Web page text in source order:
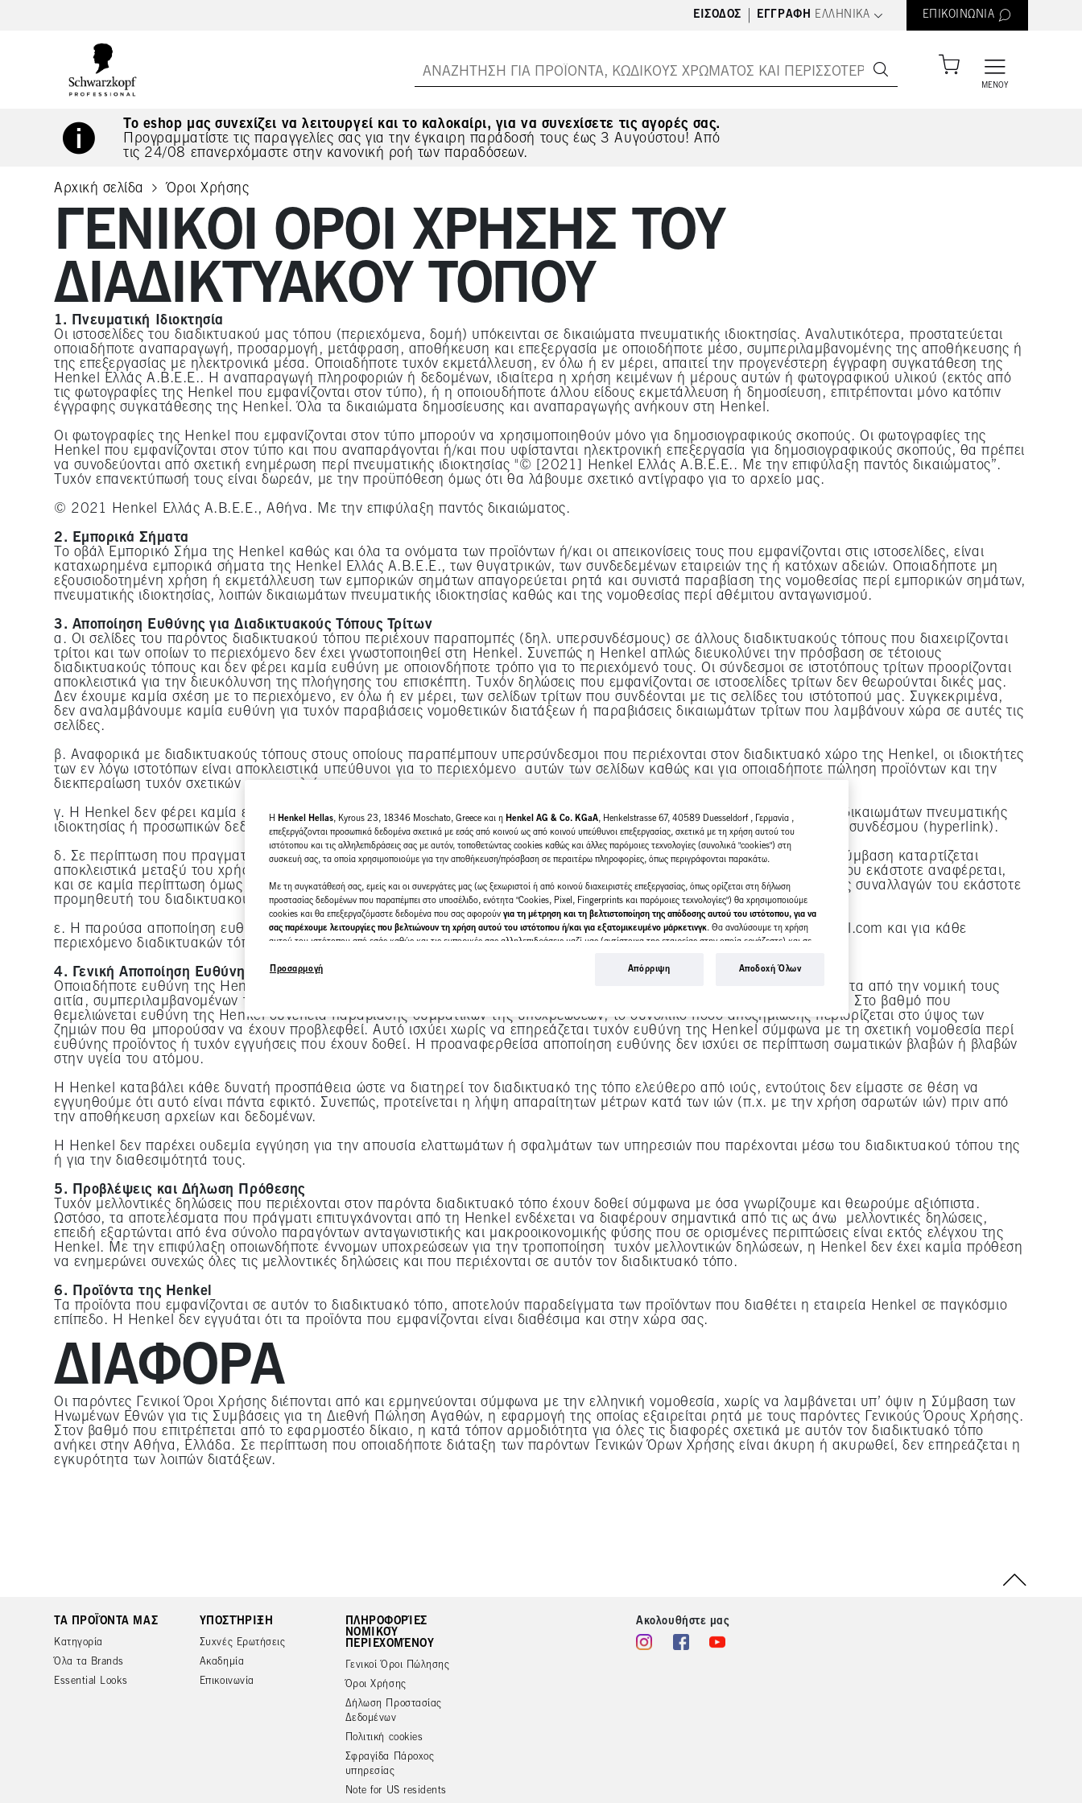
ΕΊΣΟΔΟΣ ΕΓΓΡΑΦΉ
text.language
ΕΛΛΗΝΙΚΆ ΕΠΙΚΟΙΝΩΝΊΑ
ΜΕΝΟΎ
Το eshop μας συνεχίζει να λειτουργεί και το καλοκαίρι, για να συνεχίσετε τις αγορές σας.
Προγραμματίστε τις παραγγελίες σας για την έγκαιρη παράδοσή τους έως 3 Αυγούστου! Από
τις 24/08 επανερχόμαστε στην κανονική ροή των παραδόσεων.
Αρχική σελίδα Όροι Χρήσης
current page
ΓΕΝΙΚΟΊ ΌΡΟΙ ΧΡΉΣΗΣ ΤΟΥ
ΔΙΑΔΙΚΤΥΑΚΟΎ ΤΌΠΟΥ
1. Πνευματική Ιδιοκτησία
Οι ιστοσελίδες του διαδικτυακού μας τόπου (περιεχόμενα, δομή) υπόκεινται σε δικαιώματα πνευματικής ιδιοκτησίας. Αναλυτικότερα, προστατεύεται
οποιαδήποτε αναπαραγωγή, προσαρμογή, μετάφραση, αποθήκευση και επεξεργασία με οποιοδήποτε μέσο, συμπεριλαμβανομένης της αποθήκευσης ή
της επεξεργασίας με ηλεκτρονικά μέσα. Οποιαδήποτε τυχόν εκμετάλλευση, εν όλω ή εν μέρει, απαιτεί την προγενέστερη έγγραφη συγκατάθεση της
Henkel Ελλάς Α.Β.Ε.Ε.. Η αναπαραγωγή πληροφοριών ή δεδομένων, ιδιαίτερα η χρήση κειμένων ή μέρους αυτών ή φωτογραφικού υλικού (εκτός από
τις φωτογραφίες της Henkel που εμφανίζονται στον τύπο), ή η οποιουδήποτε άλλου είδους εκμετάλλευση ή δημοσίευση, επιτρέπονται μόνο κατόπιν
έγγραφης συγκατάθεσης της Henkel. Όλα τα δικαιώματα δημοσίευσης και αναπαραγωγής ανήκουν στη Henkel.
Οι φωτογραφίες της Henkel που εμφανίζονται στον τύπο μπορούν να χρησιμοποιηθούν μόνο για δημοσιογραφικούς σκοπούς. Οι φωτογραφίες της
Henkel που εμφανίζονται στον τύπο και που αναπαράγονται ή/και που υφίστανται ηλεκτρονική επεξεργασία για δημοσιογραφικούς σκοπούς, θα πρέπει
να συνοδεύονται από σχετική ενημέρωση περί πνευματικής ιδιοκτησίας "© [2021] Henkel Ελλάς Α.Β.Ε.Ε.. Με την επιφύλαξη παντός δικαιώματος”.
Τυχόν επανεκτύπωσή τους είναι δωρεάν, με την προϋπόθεση όμως ότι θα λάβουμε σχετικό αντίγραφο για το αρχείο μας.
© 2021 Henkel Ελλάς Α.Β.Ε.Ε., Αθήνα. Με την επιφύλαξη παντός δικαιώματος.
2. Εμπορικά Σήματα
Το οβάλ Εμπορικό Σήμα της Henkel καθώς και όλα τα ονόματα των προϊόντων ή/και οι απεικονίσεις τους που εμφανίζονται στις ιστοσελίδες, είναι
καταχωρημένα εμπορικά σήματα της Henkel Ελλάς Α.Β.Ε.Ε., των θυγατρικών, των συνδεδεμένων εταιρειών της ή κατόχων αδειών. Οποιαδήποτε μη
εξουσιοδοτημένη χρήση ή εκμετάλλευση των εμπορικών σημάτων απαγορεύεται ρητά και συνιστά παραβίαση της νομοθεσίας περί εμπορικών σημάτων,
πνευματικής ιδιοκτησίας, λοιπών δικαιωμάτων πνευματικής ιδιοκτησίας καθώς και της νομοθεσίας περί αθέμιτου ανταγωνισμού.
3. Αποποίηση Ευθύνης για Διαδικτυακούς Τόπους Τρίτων
α. Οι σελίδες του παρόντος διαδικτυακού τόπου περιέχουν παραπομπές (δηλ. υπερσυνδέσμους) σε άλλους διαδικτυακούς τόπους που διαχειρίζονται
τρίτοι και των οποίων το περιεχόμενο δεν έχει γνωστοποιηθεί στη Henkel. Συνεπώς η Henkel απλώς διευκολύνει την πρόσβαση σε τέτοιους
διαδικτυακούς τόπους και δεν φέρει καμία ευθύνη με οποιονδήποτε τρόπο για το περιεχόμενό τους. Οι σύνδεσμοι σε ιστοτόπους τρίτων προορίζονται
αποκλειστικά για την διευκόλυνση της πλοήγησης του επισκέπτη. Τυχόν δηλώσεις που εμφανίζονται σε ιστοσελίδες τρίτων δεν θεωρούνται δικές μας.
Δεν έχουμε καμία σχέση με το περιεχόμενο, εν όλω ή εν μέρει, των σελίδων τρίτων που συνδέονται με τις σελίδες του ιστότοπού μας. Συγκεκριμένα,
δεν αναλαμβάνουμε καμία ευθύνη για τυχόν παραβιάσεις νομοθετικών διατάξεων ή παραβιάσεις δικαιωμάτων τρίτων που λαμβάνουν χώρα σε αυτές τις
σελίδες.
β. Αναφορικά με διαδικτυακούς τόπους στους οποίους παραπέμπουν υπερσύνδεσμοι που περιέχονται στον διαδικτυακό χώρο της Henkel, οι ιδιοκτήτες
των εν λόγω ιστοτόπων είναι αποκλειστικά υπεύθυνοι για το περιεχόμενο αυτών των σελίδων καθώς και για οποιαδήποτε πώληση προϊόντων και την
διεκπεραίωση τυχόν σχετικών παραγγελιών.
γ. Η Henkel δεν φέρει καμία ευθύνη για οποιαδήποτε παραβίαση πνευματικών δικαιωμάτων, εμπορικών σημάτων ή λοιπών δικαιωμάτων πνευματικής
ιδιοκτησίας ή προσωπικών δεδομένων που ενδέχεται να λάβει χώρα σε ιστοσελίδα στην οποία η πρόσβαση γίνεται μέσω υπερσυνδέσμου (hyperlink).
δ. Σε περίπτωση που πραγματοποιείται παραγγελία ή οποιαδήποτε άλλη διαδικασία σε σχέση με οικονομική συναλλαγή, η σύμβαση καταρτίζεται
αποκλειστικά μεταξύ του χρήστη και του ιδιοκτήτη του σχετικού διαδικτυακού τόπου ή του προμηθευτή ή του προσώπου που εκάστοτε αναφέρεται,
και σε καμία περίπτωση όμως, μεταξύ της Henkel και του χρήστη. Παρακαλείσθε να ενημερώνεστε για τους γενικούς όρους συναλλαγών του εκάστοτε
προμηθευτή του διαδικτυακού τόπου που οδηγείστε μέσω υπερσυνδέσμου.
ε. Η παρούσα αποποίηση ευθύνης ισχύει για όλους τους συνδέσμους (links) που εμφανίζονται στο διαδικτυακό τόπο Henkel.com και για κάθε
περιεχόμενο διαδικτυακών τόπων στους οποίους οδηγείται ο χρήστης μέσω τέτοιων συνδέσμων.
4. Γενική Αποποίηση Ευθύνης
Οποιαδήποτε ευθύνη της Henkel για ζημιές που προκαλούνται από τη χρήση του παρόντος διαδικτυακού τόπου - ανεξάρτητα από την νομική τους
αιτία, συμπεριλαμβανομένων των αδικοπραξιών – περιορίζεται μόνο σε ζημίες που προκαλούνται από δόλο ή βαριά αμέλεια. Στο βαθμό που
θεμελιώνεται ευθύνη της Henkel συνεπεία παραβίασης συμβατικών της υποχρεώσεων, το συνολικό ποσό αποζημίωσης περιορίζεται στο ύψος των
ζημιών που θα μπορούσαν να έχουν προβλεφθεί. Αυτό ισχύει χωρίς να επηρεάζεται τυχόν ευθύνη της Henkel σύμφωνα με τη σχετική νομοθεσία περί
ευθύνης προϊόντος ή τυχόν εγγυήσεις που έχουν δοθεί. Η προαναφερθείσα αποποίηση ευθύνης δεν ισχύει σε περίπτωση σωματικών βλαβών ή βλαβών
στην υγεία του ατόμου.
Η Henkel καταβάλει κάθε δυνατή προσπάθεια ώστε να διατηρεί τον διαδικτυακό της τόπο ελεύθερο από ιούς, εντούτοις δεν είμαστε σε θέση να
εγγυηθούμε ότι αυτό είναι πάντα εφικτό. Συνεπώς, προτείνεται η λήψη απαραίτητων μέτρων κατά των ιών (π.χ. με την χρήση σαρωτών ιών) πριν από
την αποθήκευση αρχείων και δεδομένων.
Η Henkel δεν παρέχει ουδεμία εγγύηση για την απουσία ελαττωμάτων ή σφαλμάτων των υπηρεσιών που παρέχονται μέσω του διαδικτυακού τόπου της
ή για την διαθεσιμότητά τους.
5. Προβλέψεις και Δήλωση Πρόθεσης
Τυχόν μελλοντικές δηλώσεις που περιέχονται στον παρόντα διαδικτυακό τόπο έχουν δοθεί σύμφωνα με όσα γνωρίζουμε και θεωρούμε αξιόπιστα.
Ωστόσο, τα αποτελέσματα που πράγματι επιτυγχάνονται από τη Henkel ενδέχεται να διαφέρουν σημαντικά από τις ως άνω μελλοντικές δηλώσεις,
επειδή εξαρτώνται από ένα σύνολο παραγόντων ανταγωνιστικής και μακροοικονομικής φύσης που σε ορισμένες περιπτώσεις είναι εκτός ελέγχου της
Henkel. Με την επιφύλαξη οποιωνδήποτε έννομων υποχρεώσεων για την τροποποίηση τυχόν μελλοντικών δηλώσεων, η Henkel δεν έχει καμία πρόθεση
να ενημερώνει συνεχώς όλες τις μελλοντικές δηλώσεις και που περιέχονται σε αυτόν τον διαδικτυακό τόπο.
6. Προϊόντα της Henkel
Τα προϊόντα που εμφανίζονται σε αυτόν το διαδικτυακό τόπο, αποτελούν παραδείγματα των προϊόντων που διαθέτει η εταιρεία Henkel σε παγκόσμιο
επίπεδο. Η Henkel δεν εγγυάται ότι τα προϊόντα που εμφανίζονται είναι διαθέσιμα και στην χώρα σας.
ΔΙΆΦΟΡΑ
Οι παρόντες Γενικοί Όροι Χρήσης διέπονται από και ερμηνεύονται σύμφωνα με την ελληνική νομοθεσία, χωρίς να λαμβάνεται υπ’ όψιν η Σύμβαση των
Ηνωμένων Εθνών για τις Συμβάσεις για τη Διεθνή Πώληση Αγαθών, η εφαρμογή της οποίας εξαιρείται ρητά με τους παρόντες Γενικούς Όρους Χρήσης.
Στον βαθμό που επιτρέπεται από το εφαρμοστέο δίκαιο, η κατά τόπον αρμοδιότητα για όλες τις διαφορές σχετικά με αυτόν τον διαδικτυακό τόπο
ανήκει στην Αθήνα, Ελλάδα. Σε περίπτωση που οποιαδήποτε διάταξη των παρόντων Γενικών Όρων Χρήσης είναι άκυρη ή ακυρωθεί, δεν επηρεάζεται η
εγκυρότητα των λοιπών διατάξεων.
ΤΑ ΠΡΟΪΌΝΤΑ ΜΑΣ
Κατηγορία
Όλα τα Brands
Essential Looks
ΥΠΟΣΤΉΡΙΞΗ
Συχνές Ερωτήσεις
Ακαδημία
Επικοινωνία
ΠΛΗΡΟΦΟΡΊΕΣ
ΝΟΜΙΚΟΎ
ΠΕΡΙΕΧΟΜΈΝΟΥ
Γενικοί Όροι Πώλησης
Όροι Χρήσης
Δήλωση Προστασίας
Δεδομένων
Πολιτική cookies
Σφραγίδα Πάροχος
υπηρεσίας
Note for US residents
Ακολουθήστε μας
H Henkel Hellas, Kyrous 23, 18346 Moschato, Greece και η Henkel AG & Co. KGaA, Henkelstrasse 67, 40589 Duesseldorf , Γερμανία ,
επεξεργάζονται προσωπικά δεδομένα σχετικά με εσάς από κοινού ως από κοινού υπεύθυνοι επεξεργασίας, σχετικά με τη χρήση αυτού του
ιστότοπου και τις αλληλεπιδράσεις σας με αυτόν, τοποθετώντας cookies καθώς και άλλες παρόμοιες τεχνολογίες (συνολικά "cookies") στη
συσκευή σας, τα οποία χρησιμοποιούμε για την αποθήκευση/πρόσβαση σε περαιτέρω πληροφορίες, όπως περιγράφονται παρακάτω.
Με τη συγκατάθεσή σας, εμείς και οι συνεργάτες μας (ως ξεχωριστοί ή από κοινού διαχειριστές επεξεργασίας, όπως ορίζεται στη δήλωση
προστασίας δεδομένων που παραπέμπει στο υποσέλιδο, ενότητα "Cookies, Pixel, Fingerprints και παρόμοιες τεχνολογίες") θα χρησιμοποιούμε
cookies και θα επεξεργαζόμαστε δεδομένα που σας αφορούν για τη μέτρηση και τη βελτιστοποίηση της απόδοσης αυτού του ιστότοπου, για να
σας παρέχουμε λειτουργίες που βελτιώνουν τη χρήση αυτού του ιστότοπου ή/και για εξατομικευμένο μάρκετινγκ. Θα αναλύσουμε τη χρήση
αυτού του ιστότοπου από εσάς καθώς και τις εμπορικές σας αλληλεπιδράσεις μαζί μας (αντίστοιχα της εταιρείας στην οποία εργάζεστε) και σε
επιχειρηματικές οντότητες και θα δημιουργούμε ατομικά προφίλ για εσάς, τα οποία ενδέχεται να εμπλουτιστούν με δεδομένα που λαμβάνονται
βελτιστοποίηση της επιτυχίας των διαφημιστικών εκστρατειών.
Μπορείτε να βρείτε περισσότερες πληροφορίες σχετικά με την επεξεργασία των δεδομένων σας στη Δήλωση προστασίας δεδομένων που
υποσέλιδο. Για περισσότερες πληροφορίες σχετικά με τα cookies που χρησιμοποιούνται σε αυτόν τον ιστότοπο, ιδίως τη διάρκεια αποθήκευσης,
ανατρέξτε στις λεπτομερείς πληροφορίες για κάθε cookie που είναι διαθέσιμες κάνοντας κλικ στο κουμπί "Προσαρμογή" παρακάτω".
cookies και να τα επιτρέψετε για έναν ή περισσότερους από τους σκοπούς που αναφέρονται παραπάνω. Κάνοντας κλικ στην επιλογή "Αποδοχή
παροχή της παρούσας ιστοσελίδας.
Προσαρμογή Απόρριψη Αποδοχή Όλων